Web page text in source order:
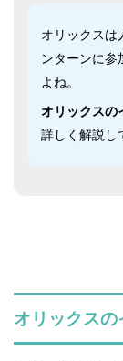
オリックスは
ンターンに参
よね。
オリックスの
詳しく解説し
オリックス